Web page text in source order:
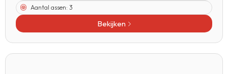
Aantal assen: 3
Bekijken